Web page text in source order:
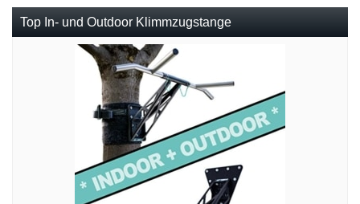
Top In- und Outdoor Klimmzugstange